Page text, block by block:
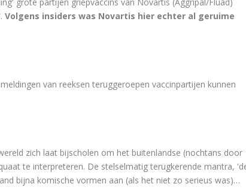
Volgens insiders was Novartis hier echter al geruime
van reeksen teruggeroepen vaccinpartijen kunnen
zich laat bijscholen om het buitenlandse (nochtans door
te interpreteren. De stelselmatig terugkerende mantra,
bijna komische vormen aan (als het niet zo serieus was)…